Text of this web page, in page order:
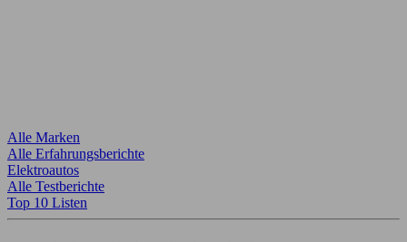
Alle Marken
Alle Erfahrungsberichte
Elektroautos
Alle Testberichte
Top 10 Listen